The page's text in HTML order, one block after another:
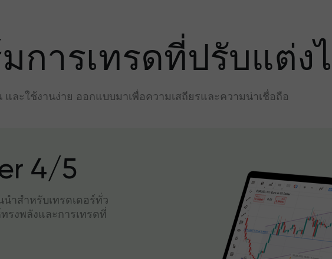
การเทรดที่ปรับแต่ง
ละใช้งานง่าย ออกแบบมาเพื่อความเสถียรและความน่าเชื่อถือ
4/5
ำสำหรับเทรดเดอร์ทั่ว
รงพลังและการเทรดที่